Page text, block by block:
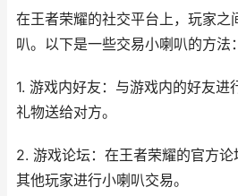
在王者荣耀的社交平台上，玩家之
叭。以下是一些交易小喇叭的方法：
1. 游戏内好友：与游戏内的好友进
礼物送给对方。
2. 游戏论坛：在王者荣耀的官方
其他玩家进行小喇叭交易。